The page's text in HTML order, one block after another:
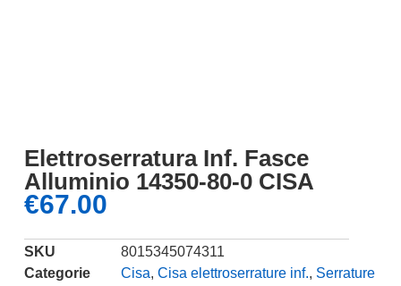
Elettroserratura Inf. Fasce
Alluminio 14350-80-0 CISA
€67.00
SKU
8015345074311
Categorie
Cisa, Cisa elettroserrature inf., Serrature